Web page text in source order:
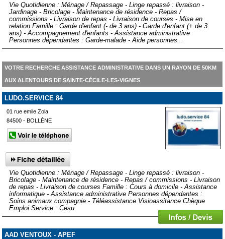
Vie Quotidienne : Ménage / Repassage - Linge repassé : livraison -
Jardinage - Bricolage - Maintenance de résidence - Repas /
commissions - Livraison de repas - Livraison de courses - Mise en
relation Famille : Garde d'enfant (- de 3 ans) - Garde d'enfant (+ de 3
ans) - Accompagnement d'enfants - Assistance administrative
Personnes dépendantes : Garde-malade - Aide personnes...
VOTRE RECHERCHE ASSISTANCE ADMINISTRATIVE DANS UN RAYON DE 50KM
AUX ALENTOURS DE SAINTE-CÉCILE-LES-VIGNES
LUDO.SERVICE 84
01 rue emile Zola
84500 - BOLLÈNE
Vie Quotidienne : Ménage / Repassage - Linge repassé : livraison -
Bricolage - Maintenance de résidence - Repas / commissions - Livraison
de repas - Livraison de courses Famille : Cours à domicile - Assistance
informatique - Assistance administrative Personnes dépendantes :
Soins animaux compagnie - Téléassistance Visioassitance Chèque
Emploi Service : Cesu
AAD VENTOUX - APEF